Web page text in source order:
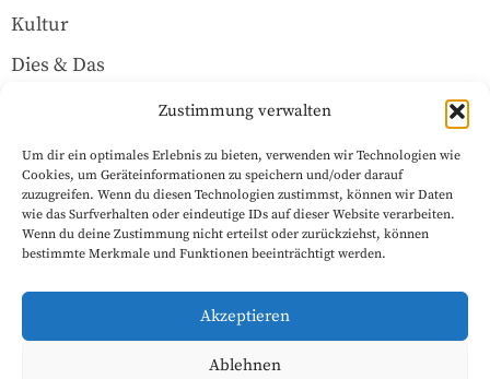
Zustimmung verwalten
Um dir ein optimales Erlebnis zu bieten, verwenden wir Technologien wie
Cookies, um Geräteinformationen zu speichern und/oder darauf
zuzugreifen. Wenn du diesen Technologien zustimmst, können wir Daten
wie das Surfverhalten oder eindeutige IDs auf dieser Website verarbeiten.
Wenn du deine Zustimmung nicht erteilst oder zurückziehst, können
bestimmte Merkmale und Funktionen beeinträchtigt werden.
Akzeptieren
Ablehnen
Kultur
Dies & Das
Rechtliches
Datenschutzerklärung
Impressum
Cookie-Richtlinie (EU)